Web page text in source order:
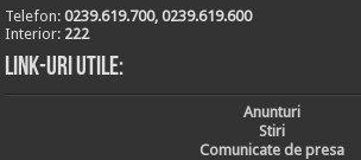
Telefon:0239.619.700, 0239.619.600
Interior: 222
Link-uri utile:
Anunturi
Stiri
Comunicate de presa